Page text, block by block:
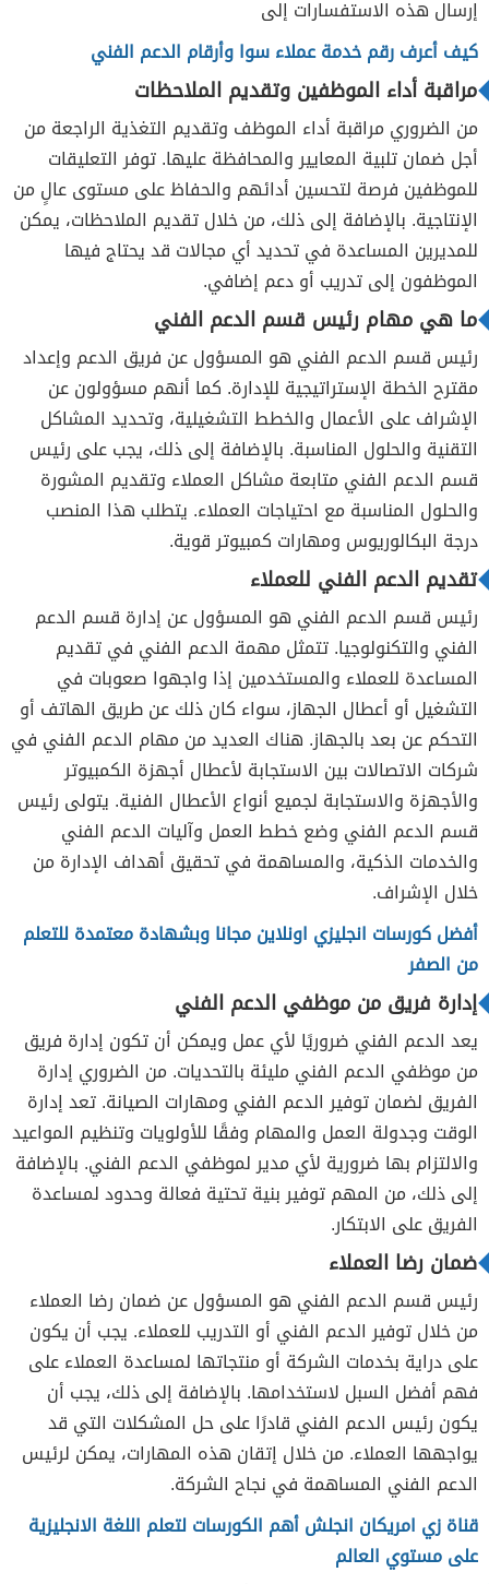
إرسال هذه الاستفسارات إلى
كيف أعرف رقم خدمة عملاء سوا وأرقام الدعم الفني
مراقبة أداء الموظفين وتقديم الملاحظات
من الضروري مراقبة أداء الموظف وتقديم التغذية الراجعة من
أجل ضمان تلبية المعايير والمحافظة عليها. توفر التعليقات
للموظفين فرصة لتحسين أدائهم والحفاظ على مستوى عالٍ من
الإنتاجية. بالإضافة إلى ذلك، من خلال تقديم الملاحظات، يمكن
للمديرين المساعدة في تحديد أي مجالات قد يحتاج فيها
الموظفون إلى تدريب أو دعم إضافي.
ما هي مهام رئيس قسم الدعم الفني
رئيس قسم الدعم الفني هو المسؤول عن فريق الدعم وإعداد
مقترح الخطة الإستراتيجية للإدارة. كما أنهم مسؤولون عن
الإشراف على الأعمال والخطط التشغيلية، وتحديد المشاكل
التقنية والحلول المناسبة. بالإضافة إلى ذلك، يجب على رئيس
قسم الدعم الفني متابعة مشاكل العملاء وتقديم المشورة
والحلول المناسبة مع احتياجات العملاء. يتطلب هذا المنصب
درجة البكالوريوس ومهارات كمبيوتر قوية.
تقديم الدعم الفني للعملاء
رئيس قسم الدعم الفني هو المسؤول عن إدارة قسم الدعم
الفني والتكنولوجيا. تتمثل مهمة الدعم الفني في تقديم
المساعدة للعملاء والمستخدمين إذا واجهوا صعوبات في
التشغيل أو أعطال الجهاز، سواء كان ذلك عن طريق الهاتف أو
التحكم عن بعد بالجهاز. هناك العديد من مهام الدعم الفني في
شركات الاتصالات بين الاستجابة لأعطال أجهزة الكمبيوتر
والأجهزة والاستجابة لجميع أنواع الأعطال الفنية. يتولى رئيس
قسم الدعم الفني وضع خطط العمل وآليات الدعم الفني
والخدمات الذكية، والمساهمة في تحقيق أهداف الإدارة من
خلال الإشراف.
أفضل كورسات انجليزي اونلاين مجانا وبشهادة معتمدة للتعلم
من الصفر
إدارة فريق من موظفي الدعم الفني
يعد الدعم الفني ضروريًا لأي عمل ويمكن أن تكون إدارة فريق
من موظفي الدعم الفني مليئة بالتحديات. من الضروري إدارة
الفريق لضمان توفير الدعم الفني ومهارات الصيانة. تعد إدارة
الوقت وجدولة العمل والمهام وفقًا للأولويات وتنظيم المواعيد
والالتزام بها ضرورية لأي مدير لموظفي الدعم الفني. بالإضافة
إلى ذلك، من المهم توفير بنية تحتية فعالة وحدود لمساعدة
الفريق على الابتكار.
ضمان رضا العملاء
رئيس قسم الدعم الفني هو المسؤول عن ضمان رضا العملاء
من خلال توفير الدعم الفني أو التدريب للعملاء. يجب أن يكون
على دراية بخدمات الشركة أو منتجاتها لمساعدة العملاء على
فهم أفضل السبل لاستخدامها. بالإضافة إلى ذلك، يجب أن
يكون رئيس الدعم الفني قادرًا على حل المشكلات التي قد
يواجهها العملاء. من خلال إتقان هذه المهارات، يمكن لرئيس
الدعم الفني المساهمة في نجاح الشركة.
قناة زي امريكان انجلش أهم الكورسات لتعلم اللغة الانجليزية
على مستوي العالم